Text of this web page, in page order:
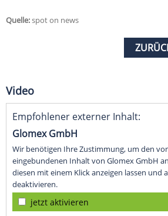
Quelle:spot on news
Video
Empfohlener externer Inhalt:
Glomex GmbH
Wir benötigen Ihre Zustimmung, um den
eingebundenen Inhalt von Glomex GmbH
diesen mit einem Klick anzeigen lassen und
deaktivieren.
jetzt aktivieren